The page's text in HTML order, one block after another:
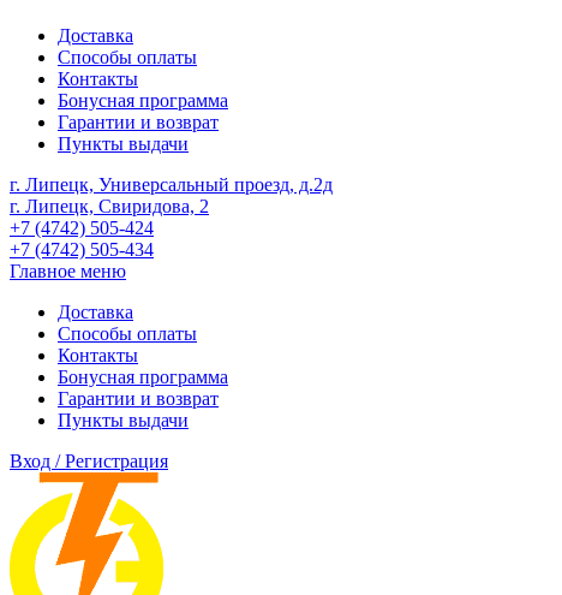
Доставка
Способы оплаты
Контакты
Бонусная программа
Гарантии и возврат
Пункты выдачи
г. Липецк, Универсальный проезд, д.2д
г. Липецк, Свиридова, 2
+7 (4742) 505-424
+7 (4742) 505-434
Главное меню
Доставка
Способы оплаты
Контакты
Бонусная программа
Гарантии и возврат
Пункты выдачи
Вход / Регистрация